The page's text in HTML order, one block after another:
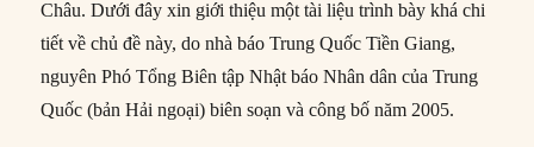
Châu. Dưới đây xin giới thiệu một tài liệu trình bày khá chi
tiết về chủ đề này, do nhà báo Trung Quốc Tiền Giang,
nguyên Phó Tổng Biên tập Nhật báo Nhân dân của Trung
Quốc (bản Hải ngoại) biên soạn và công bố năm 2005.